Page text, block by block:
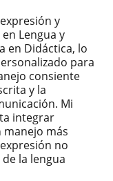
y
Lengua y
en Didáctica, lo
para
consiente
y la
Mi
integrar
más
no
la lengua